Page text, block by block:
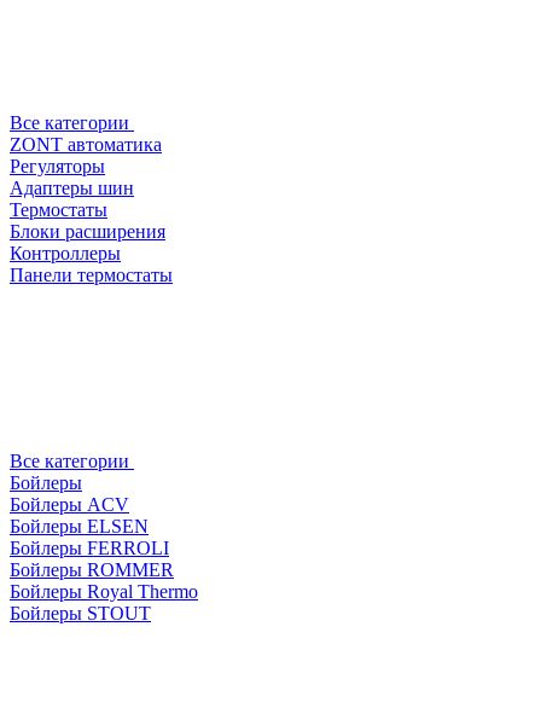
Все категории
ZONT автоматика
Регуляторы
Адаптеры шин
Термостаты
Блоки расширения
Контроллеры
Панели термостаты
Все категории
Бойлеры
Бойлеры ACV
Бойлеры ELSEN
Бойлеры FERROLI
Бойлеры ROMMER
Бойлеры Royal Thermo
Бойлеры STOUT